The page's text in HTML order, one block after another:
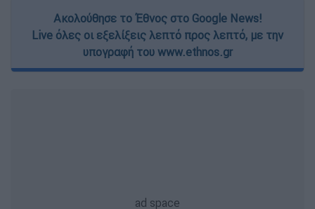
Ακολούθησε το Έθνος στο Google News!
Live όλες οι εξελίξεις λεπτό προς λεπτό, με την
υπογραφή του www.ethnos.gr